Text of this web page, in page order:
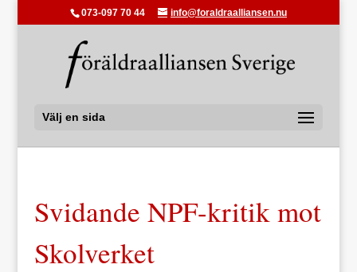
073-097 70 44 info@foraldraalliansen.nu
Välj en sida
Svidande NPF-kritik mot
Skolverket